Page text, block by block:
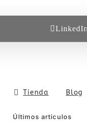
LinkedIn
Tienda Blog
Últimos artículos